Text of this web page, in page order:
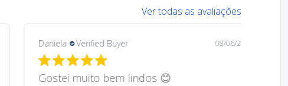
Ver todas as avaliações
Mary Verified Buyer 08/05/26
Hard to find Saint